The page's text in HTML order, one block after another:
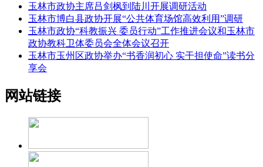
玉林市政协主席吕剑枫到陆川开展调研活动
玉林市博白县政协开展“公共体育场馆高效利用”调研
玉林市政协“科教振兴 委员行动”工作推进会议和玉林市
政协教科卫体委员会全体会议召开
玉林市玉州区政协举办“书香润初心 实干担使命”读书分
享会
网站链接